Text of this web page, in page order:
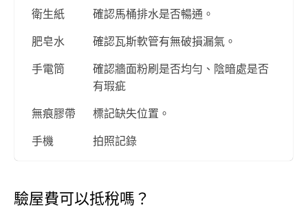
衛生紙 確認馬桶排水是否暢通。
肥皂水 確認瓦斯軟管有無破損漏氣。
手電筒
確認牆面粉刷是否均勻、陰暗處是否
有瑕疵
無痕膠帶 標記缺失位置。
手機 拍照記錄
驗屋費可以抵稅嗎？